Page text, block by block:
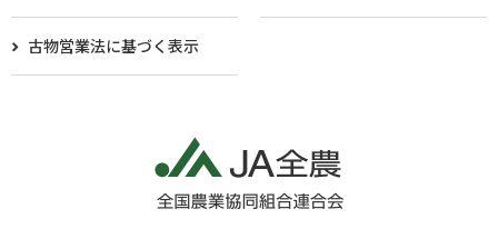
古物営業法に基づく表示